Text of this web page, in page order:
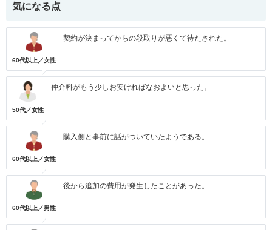
気になる点
60代以上／女性
契約が決まってからの段取りが悪くて待たされた。
50代／女性
仲介料がもう少しお安ければなおよいと思った。
60代以上／女性
購入側と事前に話がついていたようである。
60代以上／男性
後から追加の費用が発生したことがあった。